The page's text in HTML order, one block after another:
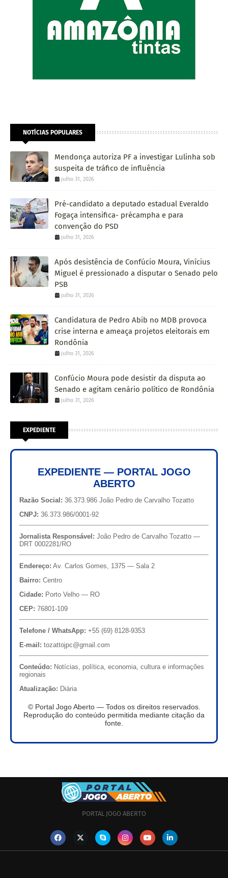
NOTÍCIAS POPULARES
Mendonça autoriza PF a investigar Lulinha sob
suspeita de tráfico de influência
julho 31, 2026
Pré-candidato a deputado estadual Everaldo
Fogaça intensifica- précampha e para
convenção do PSD
julho 31, 2026
Após desistência de Confúcio Moura, Vinícius
Miguel é pressionado a disputar o Senado pelo
PSB
julho 31, 2026
Candidatura de Pedro Abib no MDB provoca
crise interna e ameaça projetos eleitorais em
Rondônia
julho 31, 2026
Confúcio Moura pode desistir da disputa ao
Senado e agitam cenário político de Rondônia
julho 31, 2026
EXPEDIENTE
EXPEDIENTE — PORTAL JOGO
ABERTO
Razão Social: 36.373.986 João Pedro de Carvalho Tozatto
CNPJ: 36.373.986/0001-92
Jornalista Responsável: João Pedro de Carvalho Tozatto —
DRT 0002281/RO
Endereço: Av. Carlos Gomes, 1375 — Sala 2
Bairro: Centro
Cidade: Porto Velho — RO
CEP: 76801-109
Telefone / WhatsApp: +55 (69) 8128-9353
E-mail: tozattojpc@gmail.com
Conteúdo: Notícias, política, economia, cultura e informações
regionais
Atualização: Diária
© Portal Jogo Aberto — Todos os direitos reservados.
Reprodução do conteúdo permitida mediante citação da
fonte.
PORTAL JOGO ABERTO